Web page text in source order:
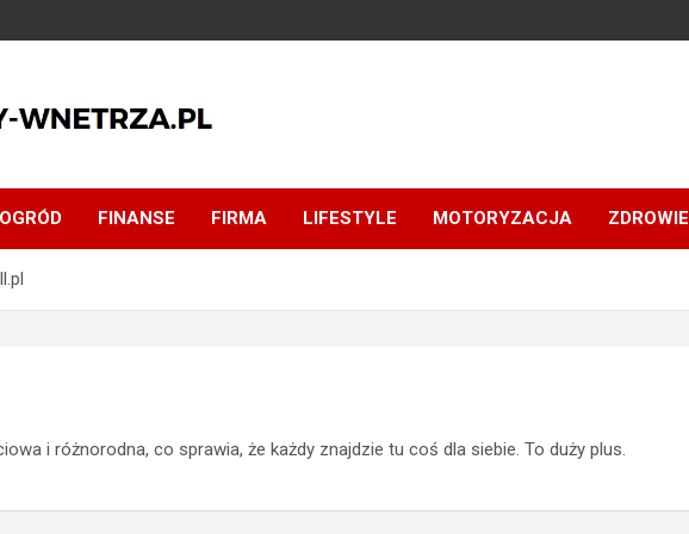
FINANSE FIRMA LIFESTYLE MOTORYZACJA ZDROWIE
i różnorodna, co sprawia, że każdy znajdzie tu coś dla siebie. To duży plus.